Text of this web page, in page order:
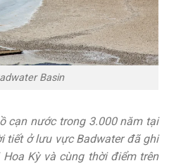
Basin
cạn nước trong 3.000 năm tại
tiết ở lưu vực Badwater đã ghi
Kỳ và cùng thời điểm trên